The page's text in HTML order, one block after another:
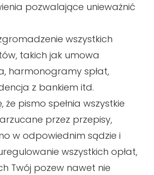
pozwalające unieważnić
wszystkich
takich jak umowa
harmonogramy spłat,
z bankiem itd.
że pismo spełnia wszystkie
przez przepisy,
w odpowiednim sądzie i
wszystkich opłat,
Twój pozew nawet nie